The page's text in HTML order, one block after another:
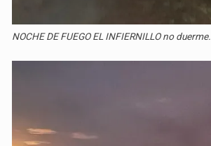
NOCHE DE FUEGO EL INFIERNILLO no duerme.